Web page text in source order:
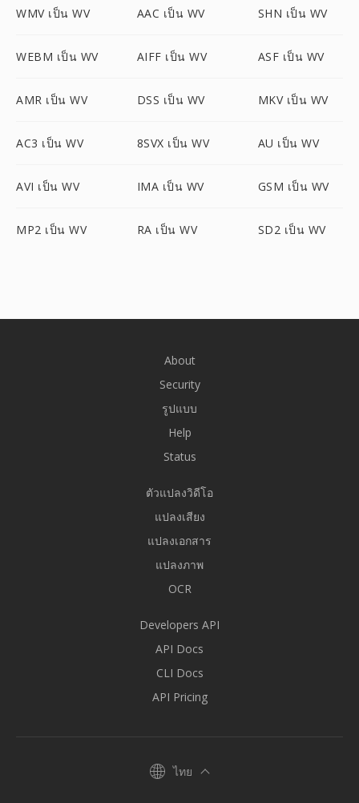
WMV เป็น WV AAC เป็น WV SHN เป็น WV
WEBM เป็น WV AIFF เป็น WV ASF เป็น WV
AMR เป็น WV DSS เป็น WV MKV เป็น WV
AC3 เป็น WV 8SVX เป็น WV AU เป็น WV
AVI เป็น WV IMA เป็น WV GSM เป็น WV
MP2 เป็น WV RA เป็น WV SD2 เป็น WV
About
Security
รูปแบบ
Help
Status
ตัวแปลงวิดีโอ
แปลงเสียง
แปลงเอกสาร
แปลงภาพ
OCR
Developers API
API Docs
CLI Docs
API Pricing
ไทย